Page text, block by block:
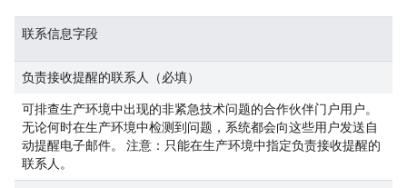
联系信息字段
负责接收提醒的联系人（必填）
可排查生产环境中出现的非紧急技术问题的合作伙伴门户用户。
无论何时在生产环境中检测到问题，系统都会向这些用户发送自
动提醒电子邮件。 注意 ：只能在生产环境中指定负责接收提醒的
联系人。